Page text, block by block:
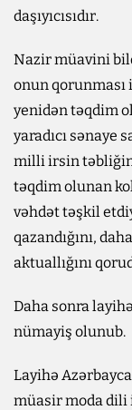
daşıyıcısıdır.
Nazir müavini
onun
yenidən təqdim
yaradıcı sənaye
milli irsin
təqdim olunan
vəhdət təşkil
qazandığını,
aktuallığını
Daha sonra
nümayiş olunub.
Layihə
müasir moda dili